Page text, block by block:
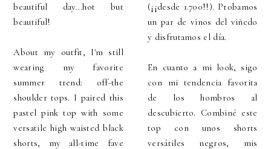
beautiful day...hot but
beautiful!
About my outfit, I'm still
wearing my favorite
summer trend: off-the
shoulder tops. I paired this
pastel pink top with some
versatile high waisted black
shorts, my all-time fave
(¡¡desde 1.700!!). Probamos
un par de vinos del viñedo
y disfrutamos el día.
En cuanto a mi look, sigo
con mi tendencia favorita
de los hombros al
descubierto. Combiné este
top con unos shorts
versátiles negros, mis